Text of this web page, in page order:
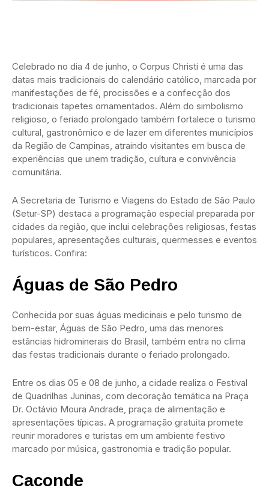
Celebrado no dia 4 de junho, o Corpus Christi é uma das
datas mais tradicionais do calendário católico, marcada por
manifestações de fé, procissões e a confecção dos
tradicionais tapetes ornamentados. Além do simbolismo
religioso, o feriado prolongado também fortalece o turismo
cultural, gastronômico e de lazer em diferentes municípios
da Região de Campinas, atraindo visitantes em busca de
experiências que unem tradição, cultura e convivência
comunitária.
A Secretaria de Turismo e Viagens do Estado de São Paulo
(Setur-SP) destaca a programação especial preparada por
cidades da região, que inclui celebrações religiosas, festas
populares, apresentações culturais, quermesses e eventos
turísticos. Confira:
Águas de São Pedro
Conhecida por suas águas medicinais e pelo turismo de
bem-estar, Águas de São Pedro, uma das menores
estâncias hidrominerais do Brasil, também entra no clima
das festas tradicionais durante o feriado prolongado.
Entre os dias 05 e 08 de junho, a cidade realiza o Festival
de Quadrilhas Juninas, com decoração temática na Praça
Dr. Octávio Moura Andrade, praça de alimentação e
apresentações típicas. A programação gratuita promete
reunir moradores e turistas em um ambiente festivo
marcado por música, gastronomia e tradição popular.
Caconde